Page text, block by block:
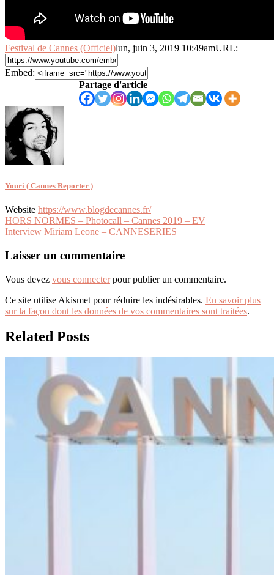
Festival de Cannes (Officiel)lun, juin 3, 2019 10:49amURL:
Embed:
Partage d'article
Youri ( Cannes Reporter )
Website https://www.blogdecannes.fr/
Navigation
de
l’article
HORS NORMES – Photocall – Cannes 2019 – EV
Interview Miriam Leone – CANNESERIES
Laisser un commentaire
Vous devez vous connecterpour publier un commentaire.
Ce site utilise Akismet pour réduire les indésirables. En savoir plus
sur la façon dont les données de vos commentaires sont traitées.
Related Posts